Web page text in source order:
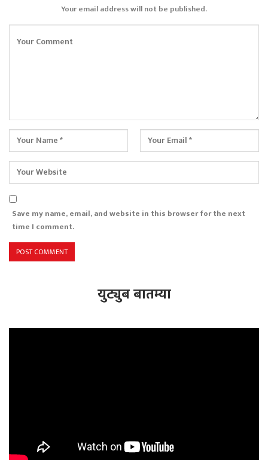
Your email address will not be published.
Save my name, email, and website in this browser for the next
time I comment.
युट्युब बातम्या